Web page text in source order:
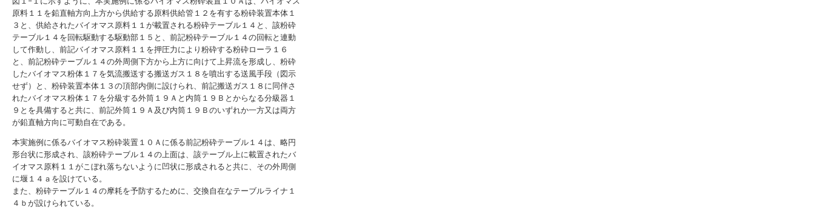
原料１１を鉛直軸方向上方から供給する原料供給管１２を有する粉砕装置本体１
３と、供給されたバイオマス原料１１が載置される粉砕テーブル１４と、該粉砕
テーブル１４を回転駆動する駆動部１５と、前記粉砕テーブル１４の回転と連動
して作動し、前記バイオマス原料１１を押圧力により粉砕する粉砕ローラ１６
と、前記粉砕テーブル１４の外周側下方から上方に向けて上昇流を形成し、粉砕
したバイオマス粉体１７を気流搬送する搬送ガス１８を噴出する送風手段（図示
せず）と、粉砕装置本体１３の頂部内側に設けられ、前記搬送ガス１８に同伴さ
れたバイオマス粉体１７を分級する外筒１９Ａと内筒１９Ｂとからなる分級器１
９とを具備すると共に、前記外筒１９Ａ及び内筒１９Ｂのいずれか一方又は両方
が鉛直軸方向に可動自在である。
本実施例に係るバイオマス粉砕装置１０Ａに係る前記粉砕テーブル１４は、略円
形台状に形成され、該粉砕テーブル１４の上面は、該テーブル上に載置されたバ
イオマス原料１１がこぼれ落ちないように凹状に形成されると共に、その外周側
に堰１４ａを設けている。
また、粉砕テーブル１４の摩耗を予防するために、交換自在なテーブルライナ１
４ｂが設けられている。